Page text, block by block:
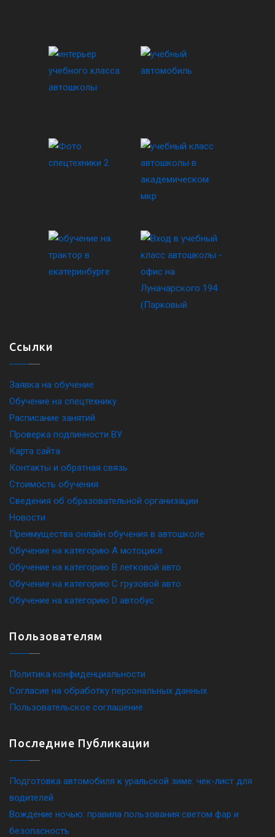
Ссылки
Заявка на обучение
Обучение на спецтехнику
Расписание занятий
Проверка подлинности ВУ
Карта сайта
Контакты и обратная связь
Стоимость обучения
Сведения об образовательной организации
Новости
Преимущества онлайн обучения в автошколе
Обучение на категорию A мотоцикл
Обучение на категорию B легковой авто
Обучение на категорию C грузовой авто
Обучение на категорию D автобус
Пользователям
Политика конфиденциальности
Согласие на обработку персональных данных
Пользовательское соглашение
Последние Публикации
Подготовка автомобиля к уральской зиме: чек-лист для
водителей
Вождение ночью: правила пользования светом фар и
безопасность